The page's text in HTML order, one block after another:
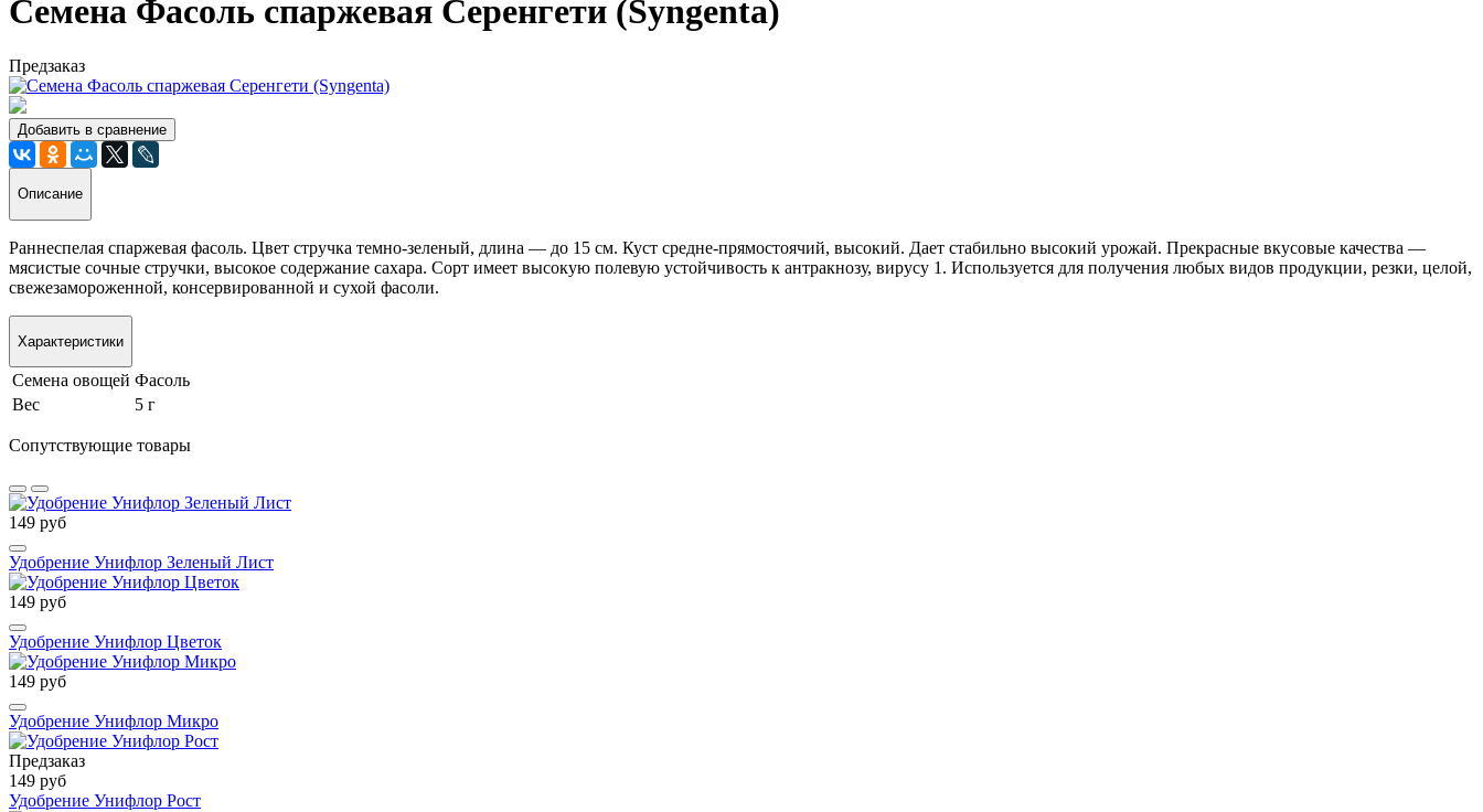
Семена Фасоль спаржевая Серенгети (Syngenta)
Предзаказ
Добавить в сравнение
Описание
Раннеспелая спаржевая фасоль. Цвет стручка темно-зеленый, длина — до 15 см. Куст средне-прямостоячий, высокий. Дает стабильно высокий урожай. Прекрасные вкусовые качества —
мясистые сочные стручки, высокое содержание сахара. Сорт имеет высокую полевую устойчивость к антракнозу, вирусу 1. Используется для получения любых видов продукции, резки, целой,
свежезамороженной, консервированной и сухой фасоли.
Характеристики
Семена овощей Фасоль
Вес
5 г
Сопутствующие товары
149 руб
Удобрение Унифлор Зеленый Лист
149 руб
Удобрение Унифлор Цветок
149 руб
Удобрение Унифлор Микро
Предзаказ
149 руб
Удобрение Унифлор Рост